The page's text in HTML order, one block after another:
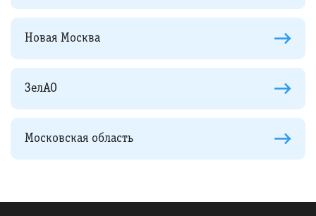
Новая Москва
ЗелАО
Московская область